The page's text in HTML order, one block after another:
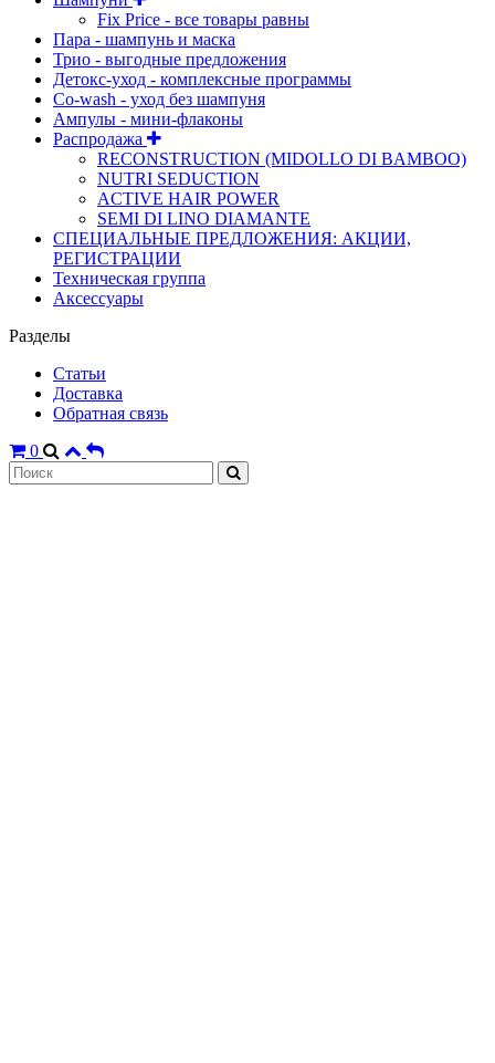
Fix Price - все товары равны
Пара - шампунь и маска
Трио - выгодные предложения
Детокс-уход - комплексные программы
Co-wash - уход без шампуня
Ампулы - мини-флаконы
Распродажа
RECONSTRUCTION (MIDOLLO DI BAMBOO)
NUTRI SEDUCTION
ACTIVE HAIR POWER
SEMI DI LINO DIAMANTE
СПЕЦИАЛЬНЫЕ ПРЕДЛОЖЕНИЯ: АКЦИИ,
РЕГИСТРАЦИИ
Техническая группа
Аксессуары
Разделы
Статьи
Доставка
Обратная связь
0